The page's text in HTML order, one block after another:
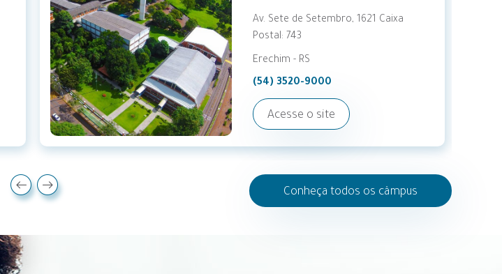
Rua Universidade das Missões, 464
Caixa Postal: 203 CEP 98 802 470
Santo Ângelo - RS
(55) 3313-7900
Acesse o site
Conheça todos os câmpus